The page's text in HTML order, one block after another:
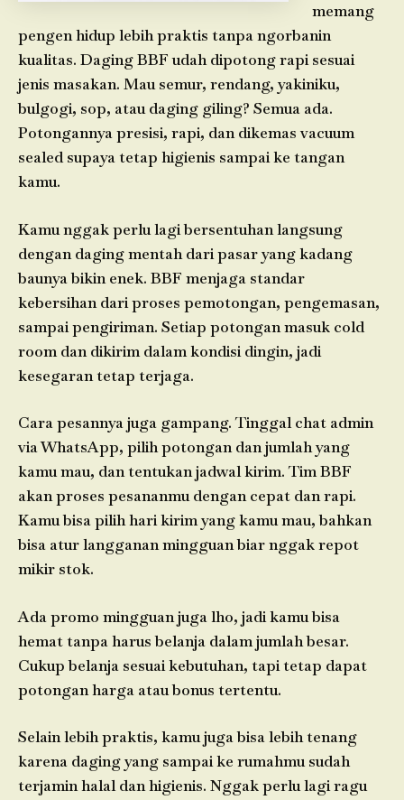
memang
pengen hidup lebih praktis tanpa ngorbanin
kualitas. Daging BBF udah dipotong rapi sesuai
jenis masakan. Mau semur, rendang, yakiniku,
bulgogi, sop, atau daging giling? Semua ada.
Potongannya presisi, rapi, dan dikemas vacuum
sealed supaya tetap higienis sampai ke tangan
kamu.
Kamu nggak perlu lagi bersentuhan langsung
dengan daging mentah dari pasar yang kadang
baunya bikin enek. BBF menjaga standar
kebersihan dari proses pemotongan, pengemasan,
sampai pengiriman. Setiap potongan masuk cold
room dan dikirim dalam kondisi dingin, jadi
kesegaran tetap terjaga.
Cara pesannya juga gampang. Tinggal chat admin
via WhatsApp, pilih potongan dan jumlah yang
kamu mau, dan tentukan jadwal kirim. Tim BBF
akan proses pesananmu dengan cepat dan rapi.
Kamu bisa pilih hari kirim yang kamu mau, bahkan
bisa atur langganan mingguan biar nggak repot
mikir stok.
Ada promo mingguan juga lho, jadi kamu bisa
hemat tanpa harus belanja dalam jumlah besar.
Cukup belanja sesuai kebutuhan, tapi tetap dapat
potongan harga atau bonus tertentu.
Selain lebih praktis, kamu juga bisa lebih tenang
karena daging yang sampai ke rumahmu sudah
terjamin halal dan higienis. Nggak perlu lagi ragu